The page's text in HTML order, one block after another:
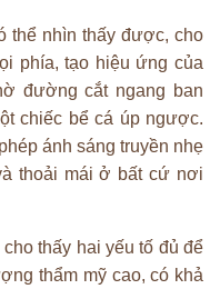
thể nhìn thấy được, cho
phía, tạo hiệu ứng của
đường cắt ngang ban
chiếc bể cá úp ngược.
ánh sáng truyền nhẹ
thoải mái ở bất cứ nơi
thấy hai yếu tố đủ để
thẩm mỹ cao, có khả